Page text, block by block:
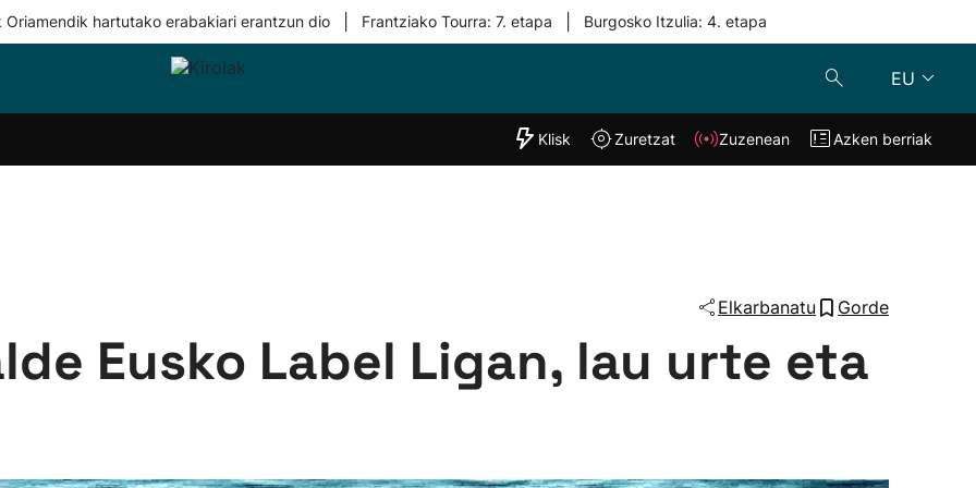
Oriamendik hartutako erabakiari erantzun dio Frantziako Tourra: 7. etapa Burgosko Itzulia: 4. etapa
EU
Taldeak
"Helmuga"
Klisk Zuzenean
Klisk Zuretzat Zuzenean Azken berriak
Elkarbanatu Gorde
Eusko Label Ligan, lau urte eta